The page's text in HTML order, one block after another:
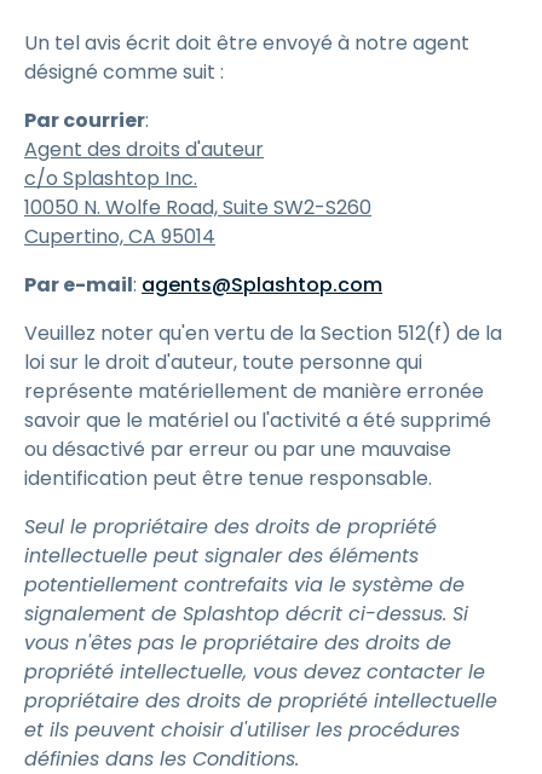
Un tel avis écrit doit être envoyé à notre agent
désigné comme suit :
Par courrier:
Agent des droits d'auteur
c/o Splashtop Inc.
10050 N. Wolfe Road, Suite SW2-S260
Cupertino, CA 95014
Par e-mail: agents@Splashtop.com
Veuillez noter qu'en vertu de la Section 512(f) de la
loi sur le droit d'auteur, toute personne qui
représente matériellement de manière erronée
savoir que le matériel ou l'activité a été supprimé
ou désactivé par erreur ou par une mauvaise
identification peut être tenue responsable.
Seul le propriétaire des droits de propriété
intellectuelle peut signaler des éléments
potentiellement contrefaits via le système de
signalement de Splashtop décrit ci-dessus. Si
vous n'êtes pas le propriétaire des droits de
propriété intellectuelle, vous devez contacter le
propriétaire des droits de propriété intellectuelle
et ils peuvent choisir d'utiliser les procédures
définies dans les Conditions.